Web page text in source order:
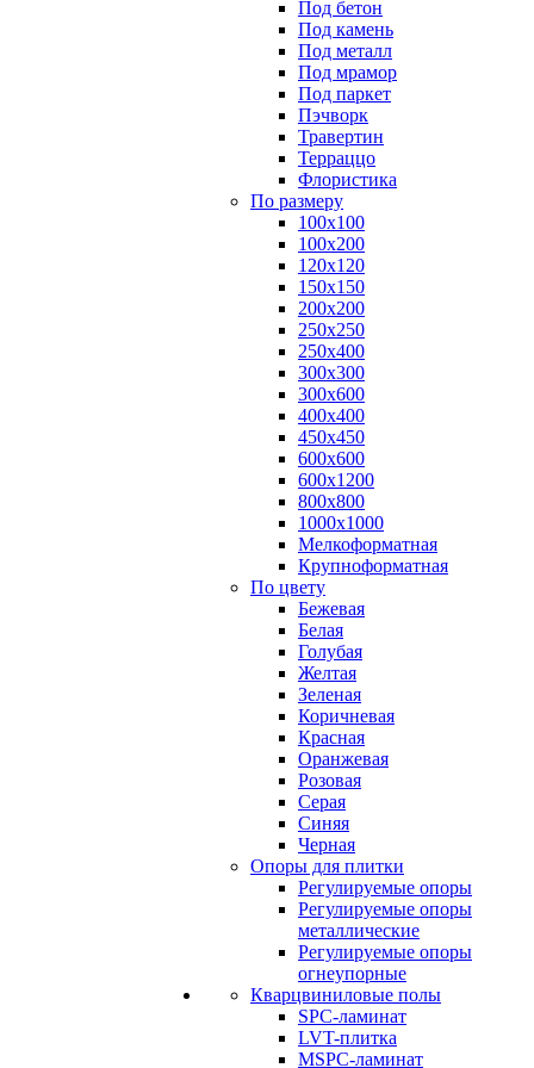
Под бетон
Под камень
Под металл
Под мрамор
Под паркет
Пэчворк
Травертин
Терраццо
Флористика
По размеру
100х100
100х200
120х120
150х150
200х200
250х250
250х400
300х300
300х600
400х400
450х450
600х600
600х1200
800х800
1000х1000
Мелкоформатная
Крупноформатная
По цвету
Бежевая
Белая
Голубая
Желтая
Зеленая
Коричневая
Красная
Оранжевая
Розовая
Серая
Синяя
Черная
Опоры для плитки
Регулируемые опоры
Регулируемые опоры
металлические
Регулируемые опоры
огнеупорные
Кварцвиниловые полы
SPC-ламинат
LVT-плитка
MSPC-ламинат